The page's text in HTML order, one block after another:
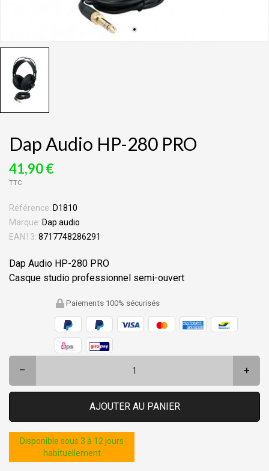
Dap Audio HP-280 PRO
41,90 €
TTC
Référence: D1810
Marque: Dap audio
EAN13: 8717748286291
Dap Audio HP-280 PRO
Casque studio professionnel semi-ouvert
Paiements 100% sécurisés
– +
AJOUTER AU PANIER
Disponible sous 3 à 12 jours
habituellement